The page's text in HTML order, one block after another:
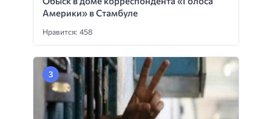
Америки» в Стамбуле
Нравится: 458